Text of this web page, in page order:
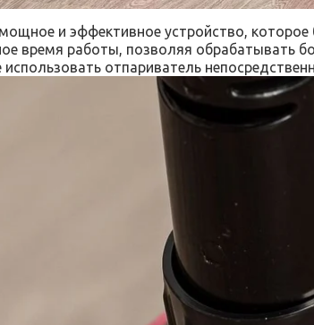
и эффективное устройство, которое
время работы, позволяя обрабатывать
отпариватель